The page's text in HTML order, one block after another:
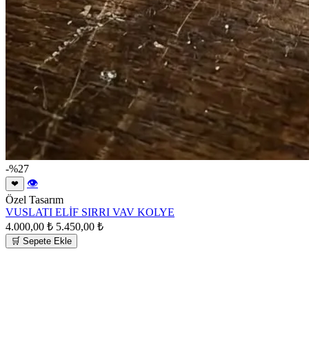
-%27
❤
👁
Özel Tasarım
VUSLATI ELİF SIRRI VAV KOLYE
4.000,00 ₺ 5.450,00 ₺
🛒 Sepete Ekle